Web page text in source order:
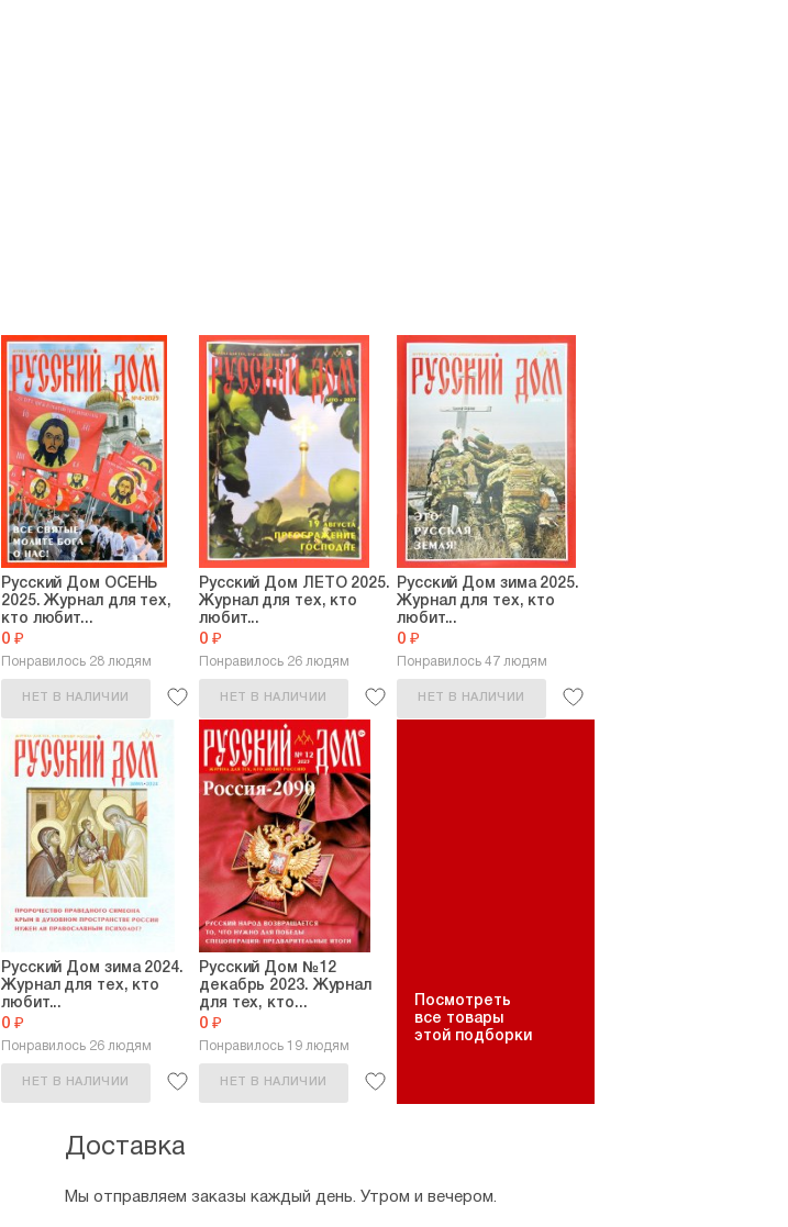
ВОПРОС СВЯЩЕННИКУ
Протоиерей Александр Шаргунов
Вопрос о главном
ГАЛЕРЕЯ
С.С. Зотов
Реалист в поисках истины
Русский Дом ОСЕНЬ
2025. Журнал для тех,
кто любит...
0 ₽
Понравилось 28 людям
НЕТ В НАЛИЧИИ
Русский Дом ЛЕТО 2025.
Журнал для тех, кто
любит...
0 ₽
Понравилось 26 людям
НЕТ В НАЛИЧИИ
Русский Дом зима 2025.
Журнал для тех, кто
любит...
0 ₽
Понравилось 47 людям
НЕТ В НАЛИЧИИ
Русский Дом зима 2024.
Журнал для тех, кто
любит...
0 ₽
Понравилось 26 людям
НЕТ В НАЛИЧИИ
Русский Дом №12
декабрь 2023. Журнал
для тех, кто...
0 ₽
Понравилось 19 людям
НЕТ В НАЛИЧИИ
Посмотреть
все товары
этой подборки
Доставка
Мы отправляем заказы каждый день. Утром и вечером.